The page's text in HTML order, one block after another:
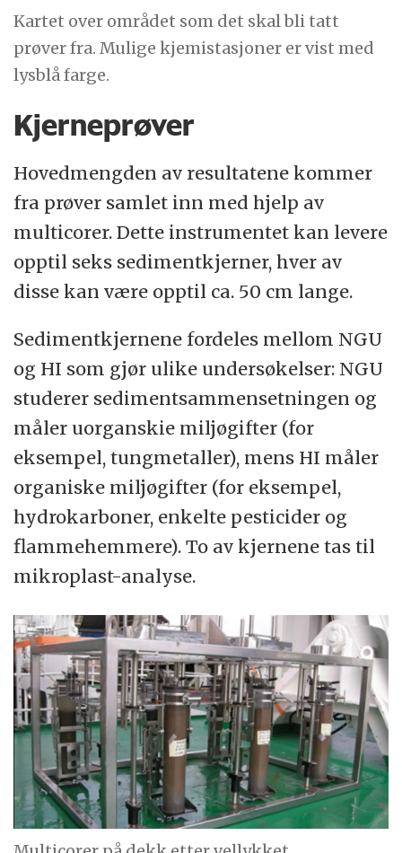
Kartet over området som det skal bli tatt
prøver fra. Mulige kjemistasjoner er vist med
lysblå farge.
Kjerneprøver
Hovedmengden av resultatene kommer
fra prøver samlet inn med hjelp av
multicorer. Dette instrumentet kan levere
opptil seks sedimentkjerner, hver av
disse kan være opptil ca. 50 cm lange.
Sedimentkjernene fordeles mellom NGU
og HI som gjør ulike undersøkelser: NGU
studerer sedimentsammensetningen og
måler uorganskie miljøgifter (for
eksempel, tungmetaller), mens HI måler
organiske miljøgifter (for eksempel,
hydrokarboner, enkelte pesticider og
flammehemmere). To av kjernene tas til
mikroplast-analyse.